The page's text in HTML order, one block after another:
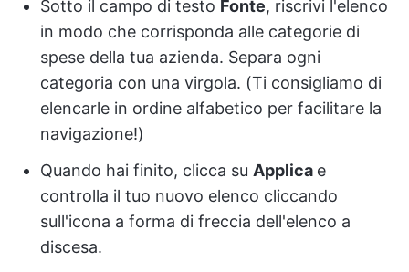
Sotto il campo di testo Fonte, riscrivi l'elenco
in modo che corrisponda alle categorie di
spese della tua azienda. Separa ogni
categoria con una virgola. (Ti consigliamo di
elencarle in ordine alfabetico per facilitare la
navigazione!)
Quando hai finito, clicca su Applica e
controlla il tuo nuovo elenco cliccando
sull'icona a forma di freccia dell'elenco a
discesa.